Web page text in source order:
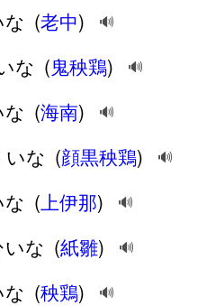
(老中) 🔊
な (鬼秧鶏) 🔊
(海南) 🔊
な (顔黒秧鶏) 🔊
( 上伊那) 🔊
な (紙雛) 🔊
な (秧鶏) 🔊